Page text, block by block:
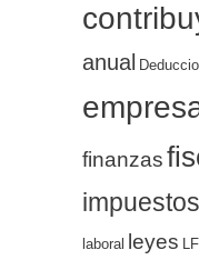
anual
finanzas
impuestos
laboral leyes